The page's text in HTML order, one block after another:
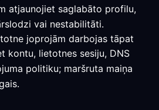
atjaunojiet saglabāto profilu,
vai nestabilitāti.
joprojām darbojas tāpat
kontu, lietotnes sesiju, DNS
politiku; maršruta maiņa